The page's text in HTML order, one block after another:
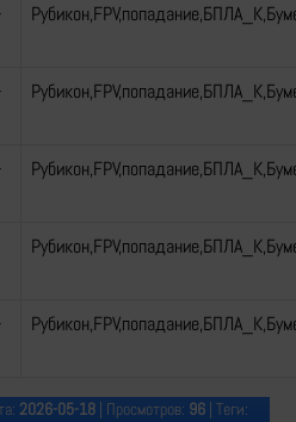
2026-05-18| Просмотров: 96| Теги: